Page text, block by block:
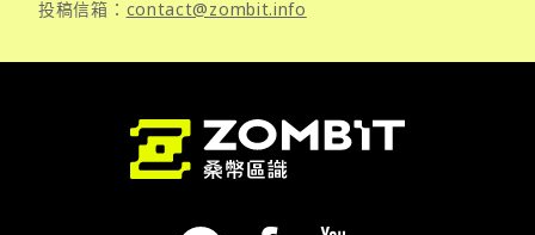
投稿信箱： contact@zombit.info